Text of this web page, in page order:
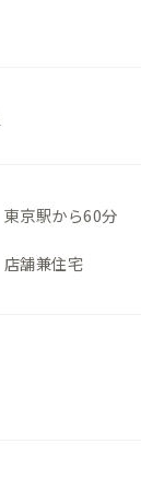
東京駅から60分
店舗兼住宅